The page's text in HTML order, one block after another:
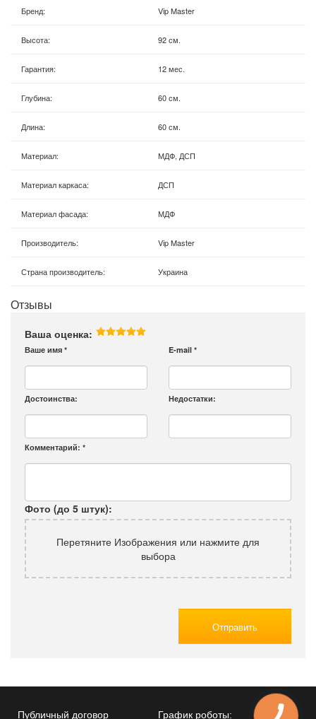
Бренд: Vip Master
Высота: 92 см.
Гарантия: 12 мес.
Глубина: 60 см.
Длина: 60 см.
Материал: МДФ, ДСП
Материал каркаса: ДСП
Материал фасада: МДФ
Производитель: Vip Master
Страна производитель: Украина
Отзывы
Ваша оценка:
Ваше имя * E-mail *
Достоинства: Недостатки:
Комментарий: *
Фото (до 5 штук):
Перетяните Изображения или нажмите для
выбора
Отправить
Публичный договор График роботы: